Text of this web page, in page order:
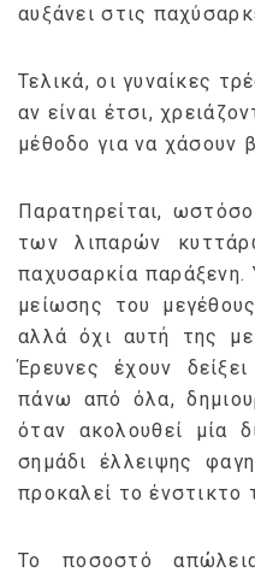
αυξάνει στις
Τελικά, οι γυναίκες
αν είναι έτσι,
μέθοδο για να χάσουν
Παρατηρείται,
των λιπαρών
παχυσαρκία παράξενη.
μείωσης του
αλλά όχι αυτή της
Έρευνες έχουν
πάνω από όλα,
όταν ακολουθεί μία
σημάδι έλλειψης
προκαλεί το ένστικτο
Το ποσοστό